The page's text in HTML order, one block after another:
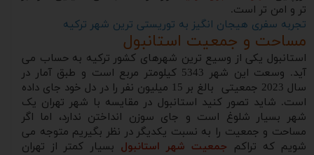
تر و امن تر است.
تجربه سفری هیجان انگیز به توریستی ترین شهر ترکیه
مساحت و جمعیت استانبول
استانبول یکی از وسیع ترین شهرهای کشور ترکیه به حساب می
آید. وسعت این شهر 5343 کیلومتر مربع است و طبق آمار در
سال 2023 جمعیتی بالغ بر 15 میلیون نفر را در دل خود جای داده
است. شاید تصور کنید استانبول در مقایسه با شهر تهران یک
شهر بسیار شلوغ است و جای سوزن انداختن ندارد، اما اگر
مساحت و جمعیت را به نسبت یکدیگر در نظر بگیریم متوجه می
شویم که تراکم جمعیت شهر استانبول بسیار کمتر از تهران